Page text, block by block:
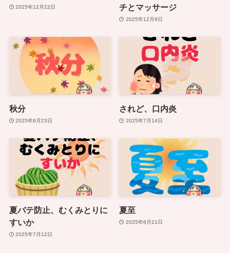
2025年12月22日
チとマッサージ
2025年12月9日
秋分
2025年9月23日
されど、口内炎
2025年7月14日
夏バテ防止、むくみとりに
すいか
2025年7月12日
夏至
2025年6月21日